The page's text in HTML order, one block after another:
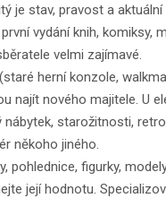
je stav, pravost a aktuální
vydání knih,
velmi zajímavé.
herní konzole,
najít nového majitele. U
nábytek, starožitnosti,
někoho jiného.
pohlednice, figurky,
její hodnotu.